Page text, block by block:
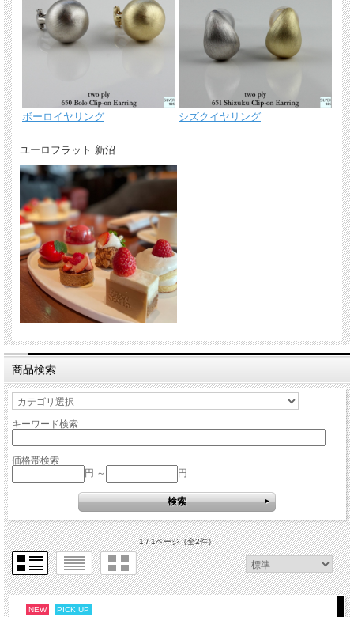
ボーロイヤリング シズクイヤリング
ユーロフラット 新沼
商品検索
キーワード検索
価格帯検索
円 ～
円
1 / 1ページ（全2件）
NEW PICK UP